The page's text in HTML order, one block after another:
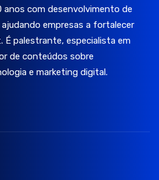
anos com desenvolvimento de
empresas a fortalecer
É palestrante, especialista em
de conteúdos sobre
e marketing digital.